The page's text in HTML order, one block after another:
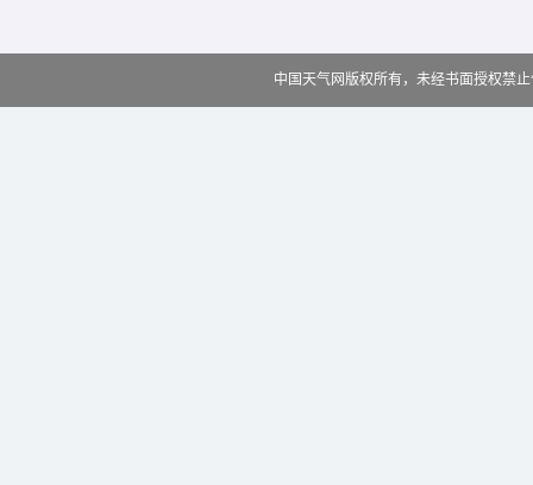
中国天气网版权所有，未经书面授权